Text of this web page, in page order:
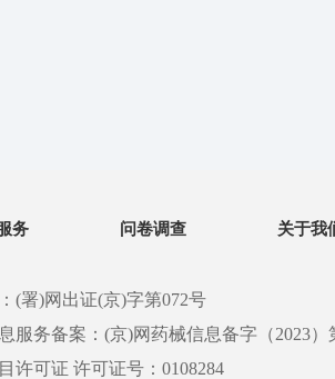
务 问卷调查 关于我
(署)网出证(京)字第072号
服务备案：(京)网药械信息备字（2023）
许可证 许可证号：0108284